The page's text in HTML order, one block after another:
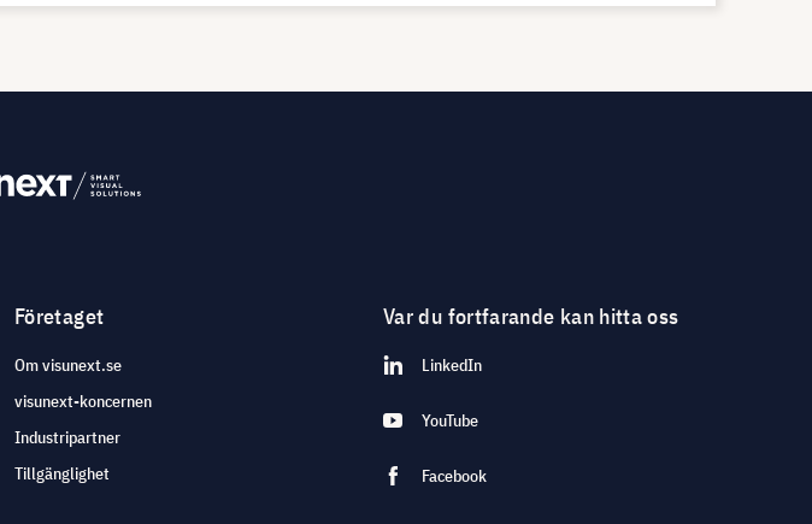
Företaget
Om visunext.se
visunext-koncernen
Industripartner
Tillgänglighet
Var du fortfarande kan hitta oss
LinkedIn
YouTube
Facebook